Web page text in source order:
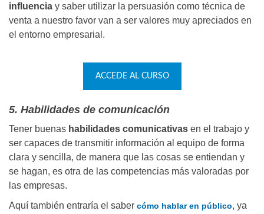
influencia y saber utilizar la persuasión como técnica de
venta a nuestro favor van a ser valores muy apreciados en
el entorno empresarial.
ACCEDE AL CURSO
5. Habilidades de comunicación
Tener buenas habilidades comunicativas en el trabajo y
ser capaces de transmitir información al equipo de forma
clara y sencilla, de manera que las cosas se entiendan y
se hagan, es otra de las competencias más valoradas por
las empresas.
Aquí también entraría el saber cómo hablar en público, ya